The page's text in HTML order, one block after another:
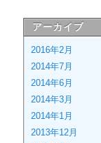
アーカイブ
2016年2月
2014年7月
2014年6月
2014年3月
2014年1月
2013年12月